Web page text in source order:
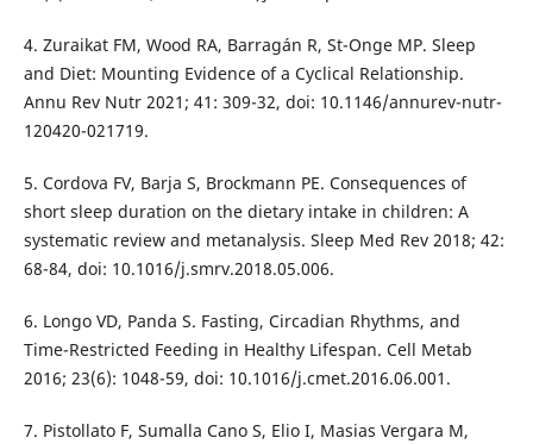
4. Zuraikat FM, Wood RA, Barragán R, St-Onge MP. Sleep
and Diet: Mounting Evidence of a Cyclical Relationship.
Annu Rev Nutr 2021; 41: 309-32, doi: 10.1146/annurev-nutr-
120420-021719.
5. Cordova FV, Barja S, Brockmann PE. Consequences of
short sleep duration on the dietary intake in children: A
systematic review and metanalysis. Sleep Med Rev 2018; 42:
68-84, doi: 10.1016/j.smrv.2018.05.006.
6. Longo VD, Panda S. Fasting, Circadian Rhythms, and
Time-Restricted Feeding in Healthy Lifespan. Cell Metab
2016; 23(6): 1048-59, doi: 10.1016/j.cmet.2016.06.001.
7. Pistollato F, Sumalla Cano S, Elio I, Masias Vergara M,